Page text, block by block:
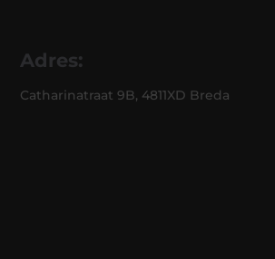
Adres:
Catharinatraat 9B, 4811XD Breda